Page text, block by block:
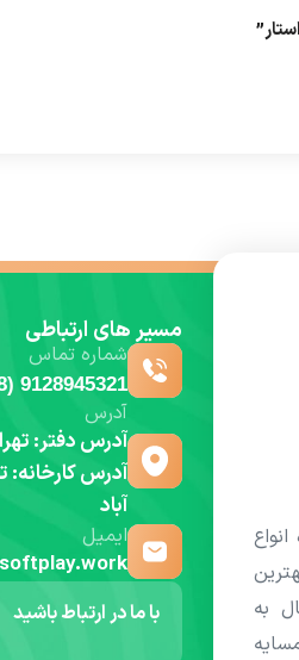
به
مسیر های ارتباطی
شماره تماس
9128945321 (98+) (واتساپ، تلگرام،ایتا)
آدرس
آدرس دفتر:
آدرس کارخانه:
آباد
ایمیل
با ما در ارتباط باشید